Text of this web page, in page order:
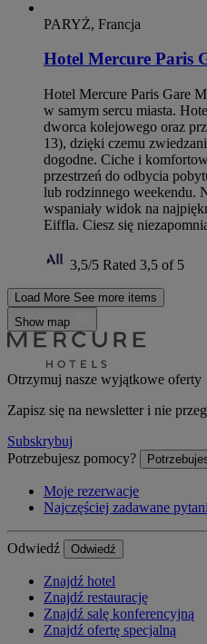
PARYŻ, Francja
Hotel Mercure Paris
Hotel Mercure Paris Gare
w samym sercu miasta.
dworca kolejowego oraz
13), dzięki czemu
dogodne. Ciche i
przestrzeń do odbycia
lub rodzinnego weekendu.
wspaniały widok na
Eiffla. Ciesz się
3,5/5 Rated 3,5 of 5
Load More See more items
Show map
Otrzymuj nasze wyjątkowe oferty
Zapisz się na newsletter i nie
Subskrybuj
Potrzebujesz pomocy?
Moje rezerwacje
Najczęściej zadawane
Odwiedź Odwiedź
Znajdź hotel
Znajdź restaurację
Znajdź salę konferencyjną
Znajdź ofertę specjalną